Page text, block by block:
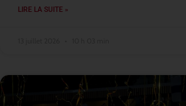
LIRE LA SUITE »